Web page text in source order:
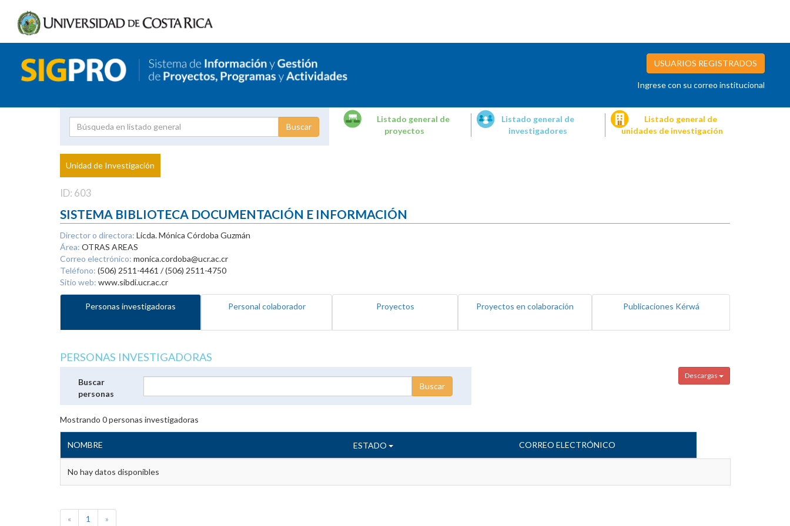
USUARIOS REGISTRADOS
Ingrese con su correo institucional
Proyecto
Investigador
Listado general de
proyectos
Listado general de
investigadores
Listado general de
unidades de investigación
Unidad de Investigación
ID: 603
SISTEMA BIBLIOTECA DOCUMENTACIÓN E INFORMACIÓN
Director o directora: Licda. Mónica Córdoba Guzmán
Área: OTRAS AREAS
Correo electrónico: monica.cordoba@ucr.ac.cr
Teléfono: (506) 2511-4461 / (506) 2511-4750
Sitio web: www.sibdi.ucr.ac.cr
Personas investigadoras Personal colaborador Proyectos Proyectos en colaboración Publicaciones Kérwá
PERSONAS INVESTIGADORAS
Descargas
Buscar
personas
Mostrando 0personas investigadoras
NOMBRE ESTADO CORREO ELECTRÓNICO
No hay datos disponibles
« 1 »